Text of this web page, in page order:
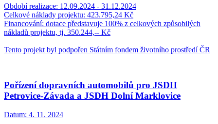
Období realizace: 12.09.2024 - 31.12.2024
Celkové náklady projektu: 423.795,24 Kč
Financování: dotace představuje 100% z celkových způsobilých
nákladů projektu, tj. 350.244,-- Kč
Tento projekt byl podpořen Státním fondem životního prostředí ČR
Pořízení dopravních automobilů pro JSDH
Petrovice-Závada a JSDH Dolní Marklovice
Datum: 4. 11. 2024